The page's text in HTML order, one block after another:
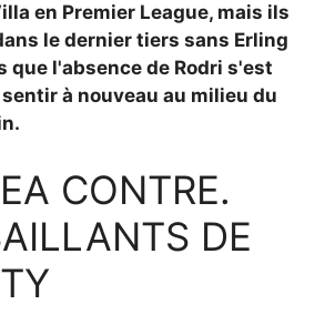
en Premier League, mais ils
le dernier tiers sans Erling
que l'absence de Rodri s'est
à nouveau au milieu du
CONTRE.
DE